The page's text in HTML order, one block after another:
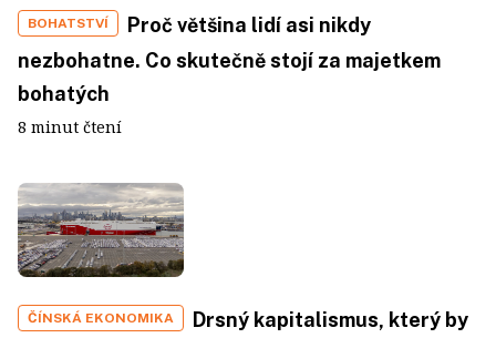
BOHATSTVÍ
Proč většina lidí asi nikdy
nezbohatne. Co skutečně stojí za majetkem
bohatých
8 minut čtení
ČÍNSKÁ EKONOMIKA
Drsný kapitalismus, který by